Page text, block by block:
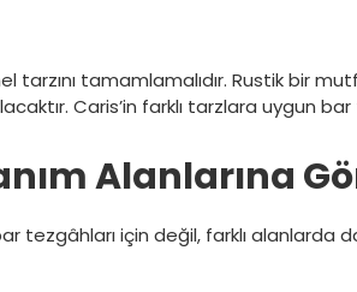
tarzını tamamlamalıdır. Rustik bir
Caris’in farklı tarzlara uygun
Alanlarına
için değil, farklı alanlarda